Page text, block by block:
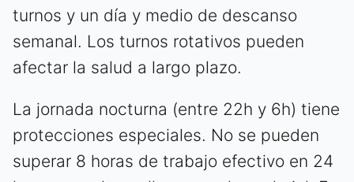
turnos y un día y medio de descanso
semanal. Los turnos rotativos pueden
afectar la salud a largo plazo.
La jornada nocturna (entre 22h y 6h) tiene
protecciones especiales. No se pueden
superar 8 horas de trabajo efectivo en 24